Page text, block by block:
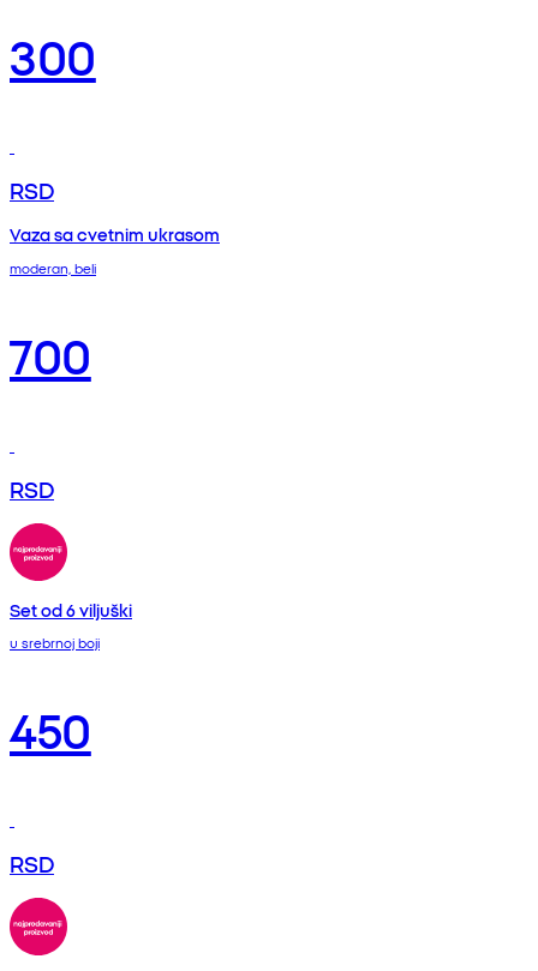
300
RSD
Vaza sa cvetnim ukrasom
moderan, beli
700
RSD
Set od 6 viljuški
u srebrnoj boji
450
RSD